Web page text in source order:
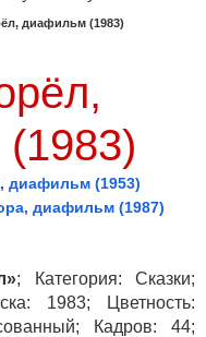
диафильм (1983)
диафильм (1953)
диафильм (1987)
; Категория: Сказки;
1983; Цветность:
Кадров: 44;